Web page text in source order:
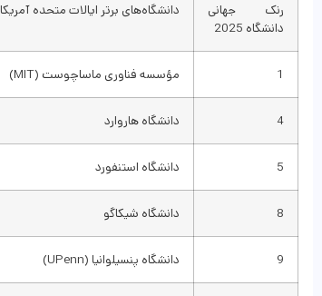
رنک جهانی
دانشگاه 2025
دانشگاه‌های برتر ایالات متحده آمریکا
1 مؤسسه فناوری ماساچوست (MIT)
4 دانشگاه هاروارد
5 دانشگاه استنفورد
8 دانشگاه شیکاگو
9 دانشگاه پنسیلوانیا (UPenn)